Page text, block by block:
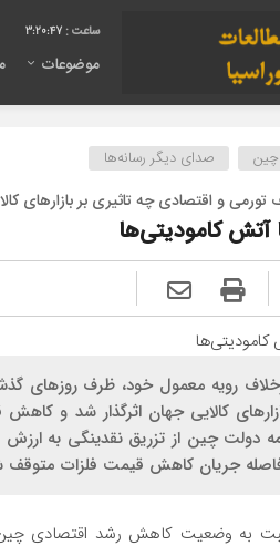
3:20:48
موضوعات
چین صدای دیگر رسانه‌ها
و اقتصادی چه تاثیری بر بازارهای
آتش کامودیتی‏‏‌ها
رویه معمول خود، ظرف روزهای
کالایی جهان اثرگذار شد و کاهش
جریان کاهش قیمت فلزات
به وضعیت کاهش رشد اقتصادی